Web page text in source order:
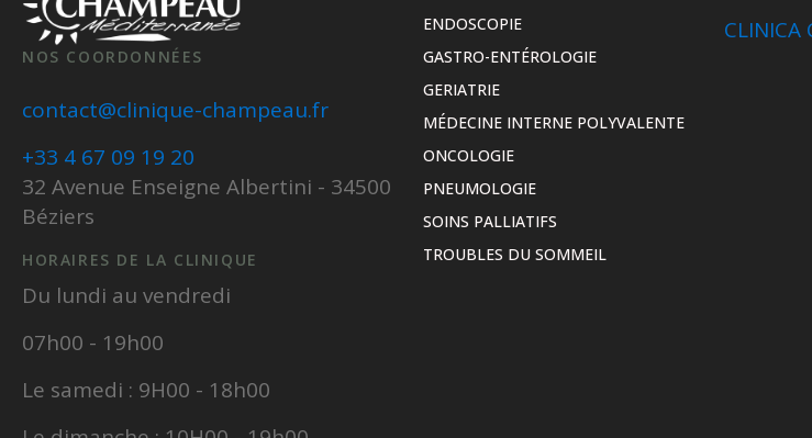
NOS COORDONNÉES
contact@clinique-champeau.fr
+33 4 67 09 19 20
32 Avenue Enseigne Albertini - 34500
Béziers
HORAIRES DE LA CLINIQUE
Du lundi au vendredi
07h00 - 19h00
Le samedi : 9H00 - 18h00
ENDOSCOPIE
GASTRO-ENTÉROLOGIE
GERIATRIE
MÉDECINE INTERNE POLYVALENTE
ONCOLOGIE
PNEUMOLOGIE
SOINS PALLIATIFS
TROUBLES DU SOMMEIL
CLINICA